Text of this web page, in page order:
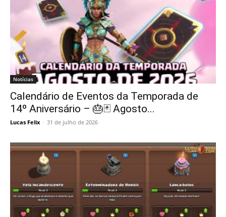
Notícias
Calendário de Eventos da Temporada de
14º Aniversário – 🎂🃏 Agosto...
Lucas Felix - 31 de julho de 2026